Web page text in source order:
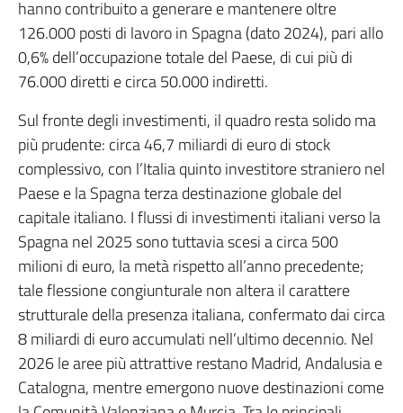
hanno contribuito a generare e mantenere oltre
126.000 posti di lavoro in Spagna (dato 2024), pari allo
0,6% dell’occupazione totale del Paese, di cui più di
76.000 diretti e circa 50.000 indiretti.
Sul fronte degli investimenti, il quadro resta solido ma
più prudente: circa 46,7 miliardi di euro di stock
complessivo, con l’Italia quinto investitore straniero nel
Paese e la Spagna terza destinazione globale del
capitale italiano. I flussi di investimenti italiani verso la
Spagna nel 2025 sono tuttavia scesi a circa 500
milioni di euro, la metà rispetto all’anno precedente;
tale flessione congiunturale non altera il carattere
strutturale della presenza italiana, confermato dai circa
8 miliardi di euro accumulati nell’ultimo decennio. Nel
2026 le aree più attrattive restano Madrid, Andalusia e
Catalogna, mentre emergono nuove destinazioni come